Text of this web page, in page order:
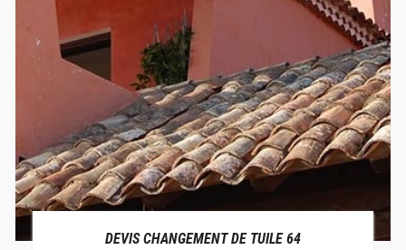
DEVIS CHANGEMENT DE TUILE 64